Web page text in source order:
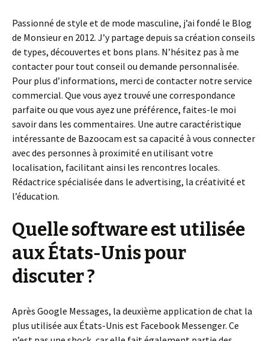
Passionné de style et de mode masculine, j’ai fondé le Blog
de Monsieur en 2012. J’y partage depuis sa création conseils
de types, découvertes et bons plans. N’hésitez pas à me
contacter pour tout conseil ou demande personnalisée.
Pour plus d’informations, merci de contacter notre service
commercial. Que vous ayez trouvé une correspondance
parfaite ou que vous ayez une préférence, faites-le moi
savoir dans les commentaires. Une autre caractéristique
intéressante de Bazoocam est sa capacité à vous connecter
avec des personnes à proximité en utilisant votre
localisation, facilitant ainsi les rencontres locales.
Rédactrice spécialisée dans le advertising, la créativité et
l’éducation.
Quelle software est utilisée
aux États-Unis pour
discuter ?
Après Google Messages, la deuxième application de chat la
plus utilisée aux États-Unis est Facebook Messenger. Ce